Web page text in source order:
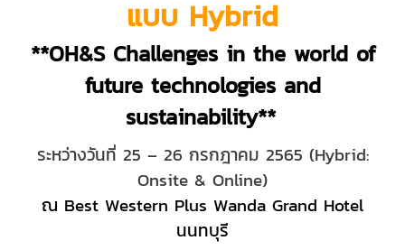
แบบ Hybrid
**OH&S Challenges in the world of
future technologies and
sustainability**
ระหว่างวันที่ 25 – 26 กรกฎาคม 2565 (Hybrid:
Onsite & Online)
ณ Best Western Plus Wanda Grand Hotel
นนทบุรี